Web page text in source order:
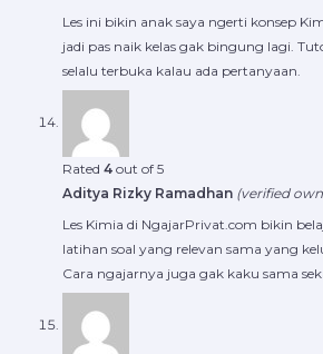
Les ini bikin anak saya ngerti konsep
jadi pas naik kelas gak bingung lagi.
selalu terbuka kalau ada pertanyaan.
Rated 4 out of 5
Aditya Rizky Ramadhan (verified
Les Kimia di NgajarPrivat.com bikin
latihan soal yang relevan sama yang
Cara ngajarnya juga gak kaku sama